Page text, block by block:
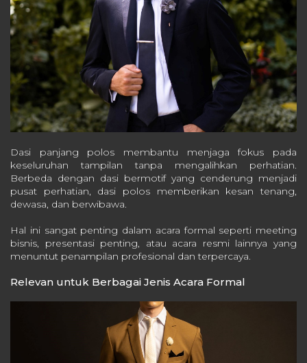
Dasi panjang polos membantu menjaga fokus pada
keseluruhan tampilan tanpa mengalihkan perhatian.
Berbeda dengan dasi bermotif yang cenderung menjadi
pusat perhatian, dasi polos memberikan kesan tenang,
dewasa, dan berwibawa.
Hal ini sangat penting dalam acara formal seperti meeting
bisnis, presentasi penting, atau acara resmi lainnya yang
menuntut penampilan profesional dan terpercaya.
Relevan untuk Berbagai Jenis Acara Formal